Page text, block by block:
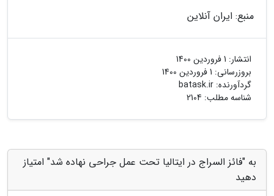
منبع: ایران آنلاین
انتشار: 1 فروردین 1400
بروزرسانی: 1 فروردین 1400
گردآورنده: batask.ir
شناسه مطلب: 2104
به "فائز السراج در ایتالیا تحت عمل جراحی نهاده شد" امتیاز
دهید